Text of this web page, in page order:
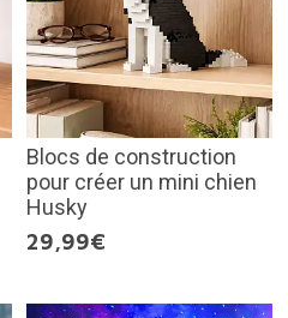
Blocs de construction
pour créer un mini chien
Husky
29,99€